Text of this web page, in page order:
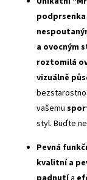
podprsenka
a ovocným
roztomilá
vizuálně
vašemu
styl. Buďte
Pevná
kvalitní a